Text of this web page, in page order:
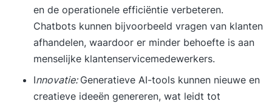
en de operationele efficiëntie verbeteren.
Chatbots kunnen bijvoorbeeld vragen van klanten
afhandelen, waardoor er minder behoefte is aan
menselijke klantenservicemedewerkers.
Innovatie: Generatieve AI-tools kunnen nieuwe en
creatieve ideeën genereren, wat leidt tot